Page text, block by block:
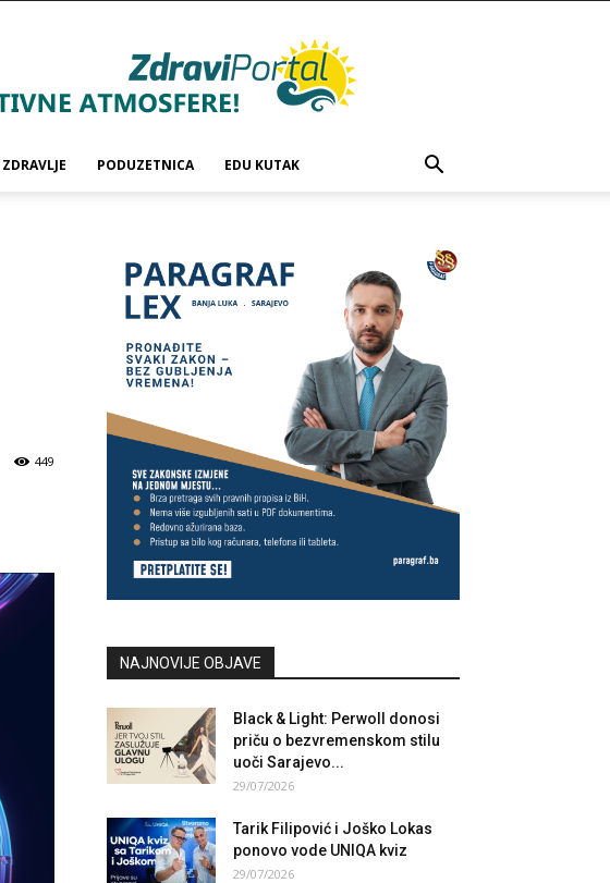
ZDRAVLJE PODUZETNICA EDU KUTAK
449
NAJNOVIJE OBJAVE
Black & Light: Perwoll donosi
priču o bezvremenskom stilu
uoči Sarajevo...
29/07/2026
Tarik Filipović i Joško Lokas
ponovo vode UNIQA kviz
29/07/2026